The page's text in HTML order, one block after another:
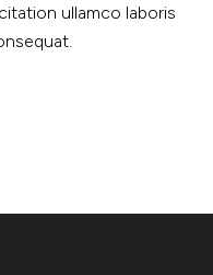
ullamco laboris